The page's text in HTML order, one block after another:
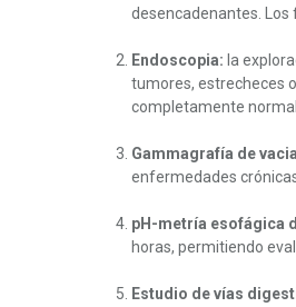
desencadenantes. Los
Endoscopia: la
tumores, estrecheces
completamente normal.
Gammagrafía de
enfermedades
pH-metría esofágica
horas, permitiendo
Estudio de vías